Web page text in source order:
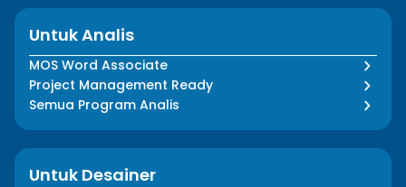
Untuk Analis
MOS Word Associate
Project Management Ready
Semua Program Analis
Untuk Desainer